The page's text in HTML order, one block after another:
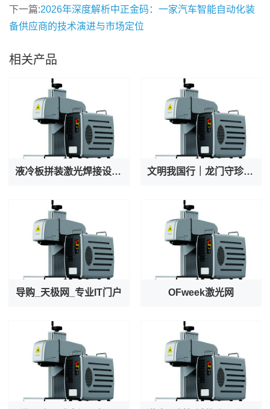
下一篇:2026年深度解析中正金码：一家汽车智能自动化装
备供应商的技术演进与市场定位
相关产品
液冷板拼装激光焊接设备厂家专业出产AI服务器液冷阀焊接机 文明我国行｜龙门守珍：为千年石窟注入“数字生命力”
导购_天极网_专业IT门户 OFweek激光网